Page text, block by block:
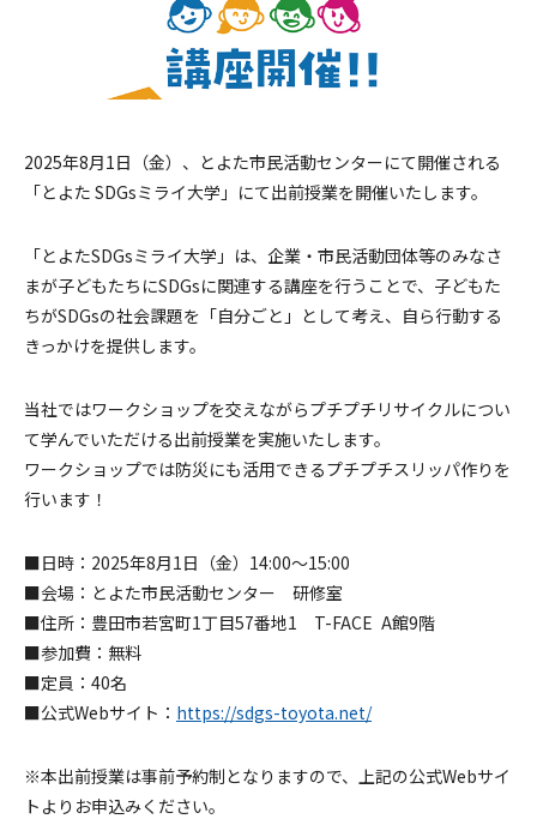
2025年8月1日（金）、とよた市民活動センターにて開催される
「とよた SDGsミライ大学」にて出前授業を開催いたします。
「とよたSDGsミライ大学」は、企業・市民活動団体等のみなさ
まが子どもたちにSDGsに関連する講座を行うことで、子どもた
ちがSDGsの社会課題を「自分ごと」として考え、自ら行動する
きっかけを提供します。
当社ではワークショップを交えながらプチプチリサイクルについ
て学んでいただける出前授業を実施いたします。
ワークショップでは防災にも活用できるプチプチスリッパ作りを
行います！
■日時：2025年8月1日（金）14:00～15:00
■会場：とよた市民活動センター 研修室
■住所：豊田市若宮町1丁目57番地1 T-FACE A館9階
■参加費：無料
■定員：40名
■公式Webサイト： https://sdgs-toyota.net/
※本出前授業は事前予約制となりますので、上記の公式Webサイ
トよりお申込みください。